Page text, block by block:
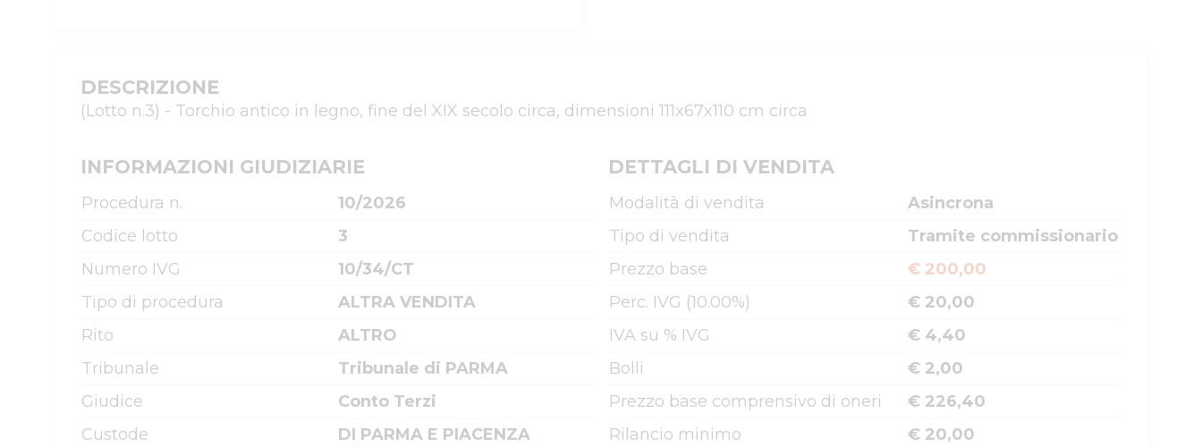
DESCRIZIONE
(Lotto n.3) - Torchio antico in legno, fine del XIX secolo circa, dimensioni 111x67x110 cm circa
INFORMAZIONI GIUDIZIARIE
Procedura n.
10/2026
Codice lotto
3
Numero IVG
10/34/CT
Tipo di procedura
ALTRA VENDITA
Rito
ALTRO
Tribunale
Tribunale di PARMA
Giudice
Conto Terzi
Custode
DI PARMA E PIACENZA
DETTAGLI DI VENDITA
Modalità di vendita
Asincrona
Tipo di vendita
Tramite commissionario
Prezzo base
€ 200,00
Perc. IVG (10.00%)
€ 20,00
IVA su % IVG
€ 4,40
Bolli
€ 2,00
Prezzo base comprensivo di oneri
€ 226,40
Rilancio minimo
€ 20,00